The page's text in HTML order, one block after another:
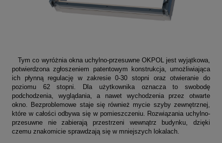
Tym co wyróżnia okna uchylno-przesuwne OKPOL jest wyjątkowa,
potwierdzona zgłoszeniem patentowym konstrukcja, umożliwiająca
ich płynną regulację w zakresie 0-30 stopni oraz otwieranie do
poziomu 62 stopni. Dla użytkownika oznacza to swobodę
podchodzenia, wyglądania, a nawet wychodzenia przez otwarte
okno. Bezproblemowe staje się również mycie szyby zewnętrznej,
które w całości odbywa się w pomieszczeniu. Rozwiązania uchylno-
przesuwne nie zabierają przestrzeni wewnątrz budynku, dzięki
czemu znakomicie sprawdzają się w mniejszych lokalach.